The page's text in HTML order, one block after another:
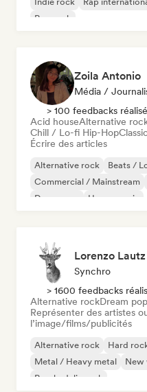
Pop rock
Zoila Antonio
Média /
> 100 feedbacks
Acid houseAlternative
Chill / Lo-fi Hip-Hop
Écrire des articles
Alternative rock Beats /
Commercial / Mainstream
Dream pop
House music
Lorenzo Lautz
Synchro
> 1600 feedbacks
Alternative rockDream pop
Représenter des artistes
l’image/films/publicités
Alternative rock Hard
Metal / Heavy metal
New
Psychedelic rock